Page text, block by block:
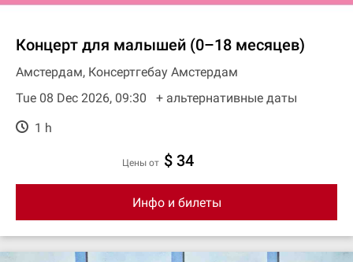
Концерт для малышей (0–18 месяцев)
Амстердам, Консертгебау Амстердам
Tue 08 Dec 2026, 09:30
+ aльтернативные даты
1 h
цены от $ 34
Инфо и билеты